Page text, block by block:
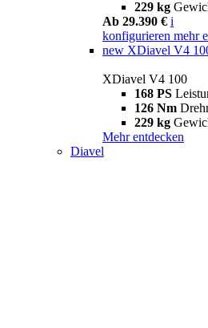
229 kg
Ab 29.390 € i
konfigurieren mehr
new XDiavel V4
XDiavel V4 100
168 PS
126 Nm
229 kg
Mehr entdecken
Diavel